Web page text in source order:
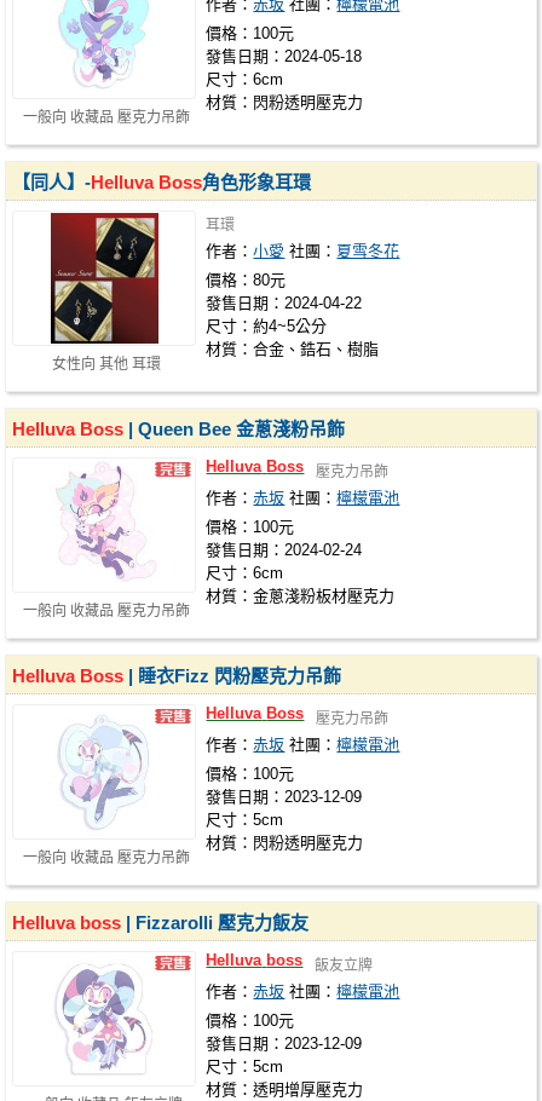
一般向 收藏品 壓克力吊飾
作者：赤坂 社團：檸檬電池
價格：100元
發售日期：2024-05-18
尺寸：6cm
材質：閃粉透明壓克力
女性向 其他 耳環
【同人】-Helluva Boss角色形象耳環
耳環
作者：小愛 社團： 夏雪冬花
價格：80元
發售日期：2024-04-22
尺寸：約4~5公分
材質：合金、鋯石、樹脂
一般向 收藏品 壓克力吊飾
Helluva Boss | Queen Bee 金蔥淺粉吊飾
Helluva Boss 壓克力吊飾
作者：赤坂 社團：檸檬電池
價格：100元
發售日期：2024-02-24
尺寸：6cm
材質：金蔥淺粉板材壓克力
一般向 收藏品 壓克力吊飾
Helluva Boss | 睡衣Fizz 閃粉壓克力吊飾
Helluva Boss 壓克力吊飾
作者：赤坂 社團：檸檬電池
價格：100元
發售日期：2023-12-09
尺寸：5cm
材質：閃粉透明壓克力
Helluva boss | Fizzarolli 壓克力飯友
Helluva boss 飯友立牌
作者：赤坂 社團：檸檬電池
價格：100元
發售日期：2023-12-09
尺寸：5cm
材質：透明增厚壓克力